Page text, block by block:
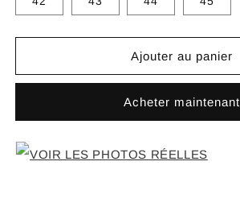
Ajouter au panier
Acheter maintenant
VOIR LES PHOTOS RÉELLES